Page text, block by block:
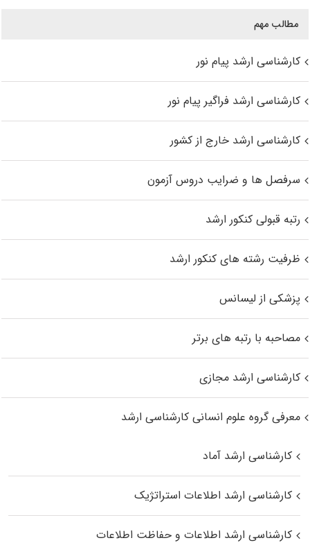
مطالب مهم
کارشناسی ارشد پیام نور
کارشناسی ارشد فراگیر پیام نور
کارشناسی ارشد خارج از کشور
سرفصل ها و ضرایب دروس آزمون
رتبه قبولی کنکور ارشد
ظرفیت رشته های کنکور ارشد
پزشکی از لیسانس
مصاحبه با رتبه های برتر
کارشناسی ارشد مجازی
معرفی گروه علوم انسانی کارشناسی ارشد
کارشناسی ارشد آماد
کارشناسی ارشد اطلاعات استراتژیک
کارشناسی ارشد اطلاعات و حفاظت اطلاعات